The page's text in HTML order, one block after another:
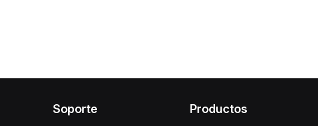
Soporte Productos